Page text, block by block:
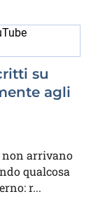
su
agli
non arrivano
qualcosa
r...